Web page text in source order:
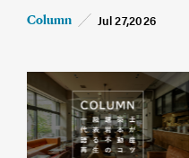
Column Jul 27,2026